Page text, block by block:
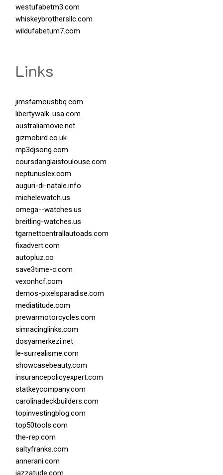
westufabetm3.com
whiskeybrothersllc.com
wildufabetum7.com
Links
jimsfamousbbq.com
libertywalk-usa.com
australiamovie.net
gizmobird.co.uk
mp3djsong.com
coursdanglaistoulouse.com
neptunuslex.com
auguri-di-natale.info
michelewatch.us
omega--watches.us
breitling-watches.us
tgarnettcentrallautoads.com
fixadvert.com
autopluz.co
save3time-c.com
vexonhcf.com
demos-pixelsparadise.com
mediatitude.com
prewarmotorcycles.com
simracinglinks.com
dosyamerkezi.net
le-surrealisme.com
showcasebeauty.com
insurancepolicyexpert.com
statkeycompany.com
carolinadeckbuilders.com
topinvestingblog.com
top50tools.com
the-rep.com
saltyfranks.com
annerani.com
jazzatude.com